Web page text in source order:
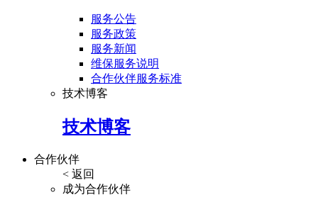
服务公告
服务政策
服务新闻
维保服务说明
合作伙伴服务标准
技术博客
技术博客
合作伙伴
< 返回
成为合作伙伴